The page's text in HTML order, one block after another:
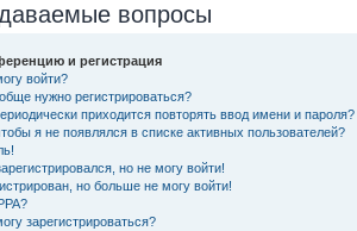
вопросы
и регистрация
войти?
нужно регистрироваться?
приходится повторять ввод имени и пароля?
я не появлялся в списке активных пользователей?
но не могу войти!
но больше не могу войти!
зарегистрироваться?